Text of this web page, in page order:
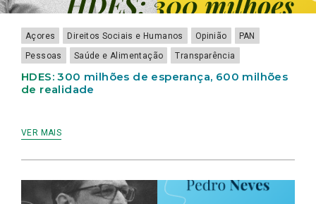
Açores Direitos Sociais e Humanos Opinião
PAN
Pessoas
Saúde e Alimentação Transparência
HDES: 300 milhões de esperança, 600 milhões
de realidade
VER MAIS